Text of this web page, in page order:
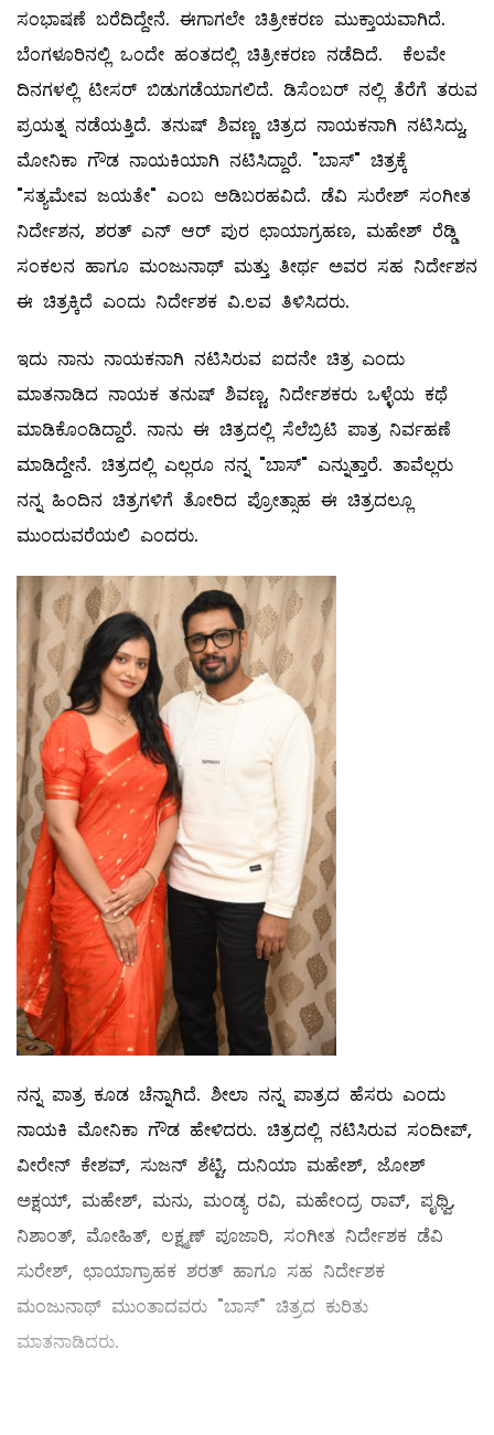
ಸಂಭಾಷಣೆ ಬರೆದಿದ್ದೇನೆ. ಈಗಾಗಲೇ ಚಿತ್ರೀಕರಣ ಮುಕ್ತಾಯವಾಗಿದೆ.
ಬೆಂಗಳೂರಿನಲ್ಲಿ ಒಂದೇ ಹಂತದಲ್ಲಿ ಚಿತ್ರೀಕರಣ ನಡೆದಿದೆ. ಕೆಲವೇ
ದಿನಗಳಲ್ಲಿ ಟೀಸರ್ ಬಿಡುಗಡೆಯಾಗಲಿದೆ. ಡಿಸೆಂಬರ್ ನಲ್ಲಿ ತೆರೆಗೆ ತರುವ
ಪ್ರಯತ್ನ ನಡೆಯತ್ತಿದೆ. ತನುಷ್ ಶಿವಣ್ಣ ಚಿತ್ರದ ನಾಯಕನಾಗಿ ನಟಿಸಿದ್ದು,
ಮೋನಿಕಾ ಗೌಡ ನಾಯಕಿಯಾಗಿ ನಟಿಸಿದ್ದಾರೆ. "ಬಾಸ್" ಚಿತ್ರಕ್ಕೆ
"ಸತ್ಯಮೇವ ಜಯತೇ" ಎಂಬ ಅಡಿಬರಹವಿದೆ. ಡೆವಿ ಸುರೇಶ್ ಸಂಗೀತ
ನಿರ್ದೇಶನ, ಶರತ್ ಎನ್ ಆರ್ ಪುರ ಛಾಯಾಗ್ರಹಣ, ಮಹೇಶ್ ರೆಡ್ಡಿ
ಸಂಕಲನ ಹಾಗೂ ಮಂಜುನಾಥ್ ಮತ್ತು ತೀರ್ಥ ಅವರ ಸಹ ನಿರ್ದೇಶನ
ಈ ಚಿತ್ರಕ್ಕಿದೆ ಎಂದು ನಿರ್ದೇಶಕ ವಿ.ಲವ ತಿಳಿಸಿದರು.
ಇದು ನಾನು ನಾಯಕನಾಗಿ ನಟಿಸಿರುವ ಐದನೇ ಚಿತ್ರ ಎಂದು
ಮಾತನಾಡಿದ ನಾಯಕ ತನುಷ್ ಶಿವಣ್ಣ, ನಿರ್ದೇಶಕರು ಒಳ್ಳೆಯ ಕಥೆ
ಮಾಡಿಕೊಂಡಿದ್ದಾರೆ. ನಾನು ಈ ಚಿತ್ರದಲ್ಲಿ ಸೆಲೆಬ್ರಿಟಿ ಪಾತ್ರ ನಿರ್ವಹಣೆ
ಮಾಡಿದ್ದೇನೆ. ಚಿತ್ರದಲ್ಲಿ ಎಲ್ಲರೂ ನನ್ನ "ಬಾಸ್" ಎನ್ನುತ್ತಾರೆ. ತಾವೆಲ್ಲರು
ನನ್ನ‌ ಹಿಂದಿನ ಚಿತ್ರಗಳಿಗೆ ತೋರಿದ ಪ್ರೋತ್ಸಾಹ ಈ ಚಿತ್ರದಲ್ಲೂ
ಮುಂದುವರೆಯಲಿ ಎಂದರು.
ನನ್ನ ಪಾತ್ರ ಕೂಡ ಚೆನ್ನಾಗಿದೆ. ಶೀಲಾ ನನ್ನ ಪಾತ್ರದ ಹೆಸರು ಎಂದು
ನಾಯಕಿ ಮೋನಿಕಾ ಗೌಡ ಹೇಳಿದರು. ಚಿತ್ರದಲ್ಲಿ ನಟಿಸಿರುವ ಸಂದೀಪ್,
ವೀರೇನ್ ಕೇಶವ್, ಸುಜನ್ ಶೆಟ್ಟಿ, ದುನಿಯಾ ಮಹೇಶ್, ಜೋಶ್
ಅಕ್ಷಯ್, ಮಹೇಶ್, ಮನು, ಮಂಡ್ಯ ರವಿ, ಮಹೇಂದ್ರ ರಾವ್, ಪೃಥ್ವಿ,
ನಿಶಾಂತ್, ಮೋಹಿತ್, ಲಕ್ಷ್ಮಣ್ ಪೂಜಾರಿ, ಸಂಗೀತ ನಿರ್ದೇಶಕ ಡೆವಿ
ಸುರೇಶ್, ಛಾಯಾಗ್ರಾಹಕ ಶರತ್ ಹಾಗೂ ಸಹ ನಿರ್ದೇಶಕ
ಮಂಜುನಾಥ್ ಮುಂತಾದವರು "ಬಾಸ್" ಚಿತ್ರದ ಕುರಿತು
ಮಾತನಾಡಿದರು.